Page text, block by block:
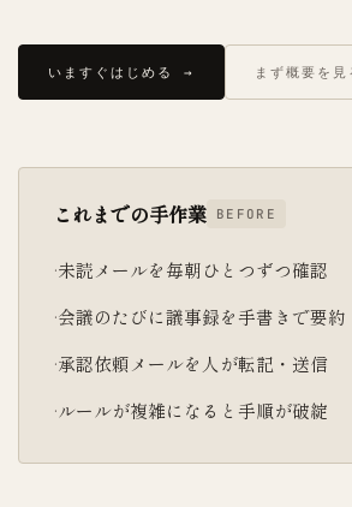
いますぐはじめる → まず概要を見
これまでの手作業 BEFORE
未読メールを毎朝ひとつずつ確認
会議のたびに議事録を手書きで要約
承認依頼メールを人が転記・送信
ルールが複雑になると手順が破綻